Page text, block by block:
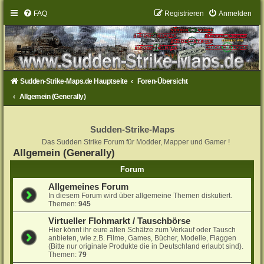
FAQ Anmelden
Registrieren
Sudden-Strike-Maps.de Hauptseite
Foren-Übersicht
Allgemein (Generally)
Sudden-Strike-Maps
Das Sudden Strike Forum für Modder, Mapper und Gamer !
Allgemein (Generally)
Forum
Allgemeines Forum
In diesem Forum wird über allgemeine Themen diskutiert.
Themen:945
Virtueller Flohmarkt / Tauschbörse
Hier könnt ihr eure alten Schätze zum Verkauf oder Tausch
anbieten, wie z.B. Filme, Games, Bücher, Modelle, Flaggen
(Bitte nur originale Produkte die in Deutschland erlaubt sind).
Themen:79